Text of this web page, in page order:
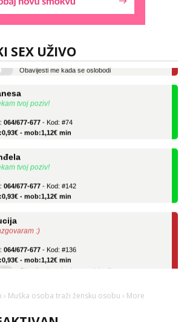
SEX UŽIVO
- mob:1,12€ min
tvoj poziv!
- mob:1,12€ min
tvoj poziv!
- mob:1,12€ min
:)
- mob:1,12€ min
Obavijesti me kada se oslobodi
tvoj poziv!
› Muška osoba traži žensku osobu › More